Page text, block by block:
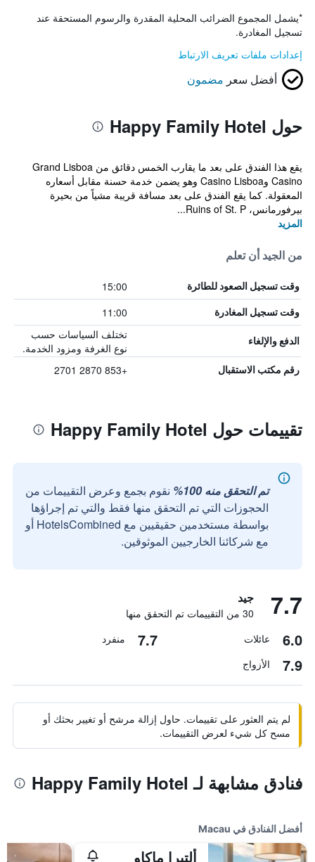
*يشمل المجموع الضرائب المحلية المقدرة والرسوم المستحقة عند
تسجيل المغادرة.
إعدادات ملفات تعريف الارتباط
أفضل سعر مضمون
حول Happy Family Hotel
يقع هذا الفندق على بعد ما يقارب الخمس دقائق من Grand Lisboa
Casino وCasino Lisboa وهو يضمن خدمة حسنة مقابل أسعاره
المعقولة. كما يقع الفندق على بعد مسافة قريبة مشياً من بحيرة
بيرفورمانس، Ruins of St. P...
المزيد
من الجيد أن تعلم
وقت تسجيل الصعود للطائرة 15:00
وقت تسجيل المغادرة 11:00
الدفع والإلغاء
تختلف السياسات حسب
نوع الغرفة ومزود الخدمة.
رقم مكتب الاستقبال +853 2870 2701
تقييمات حول Happy Family Hotel
تم التحقق منه 100%
نقوم بجمع وعرض التقييمات من
الحجوزات التي تم التحقق منها فقط والتي تم إجراؤها
بواسطة مستخدمين حقيقيين مع HotelsCombined أو
مع شركائنا الخارجيين الموثوقين.
7.7 جيد
30 من التقييمات تم التحقق منها
6.0 عائلات 7.7 منفرد
7.9 الأزواج
لم يتم العثور على تقييمات. حاول إزالة مرشح أو تغيير بحثك أو
مسح كل شيء لعرض التقييمات.
فنادق مشابهة لـ Happy Family Hotel
أفضل الفنادق في Macau
ألتيرا ماكاو